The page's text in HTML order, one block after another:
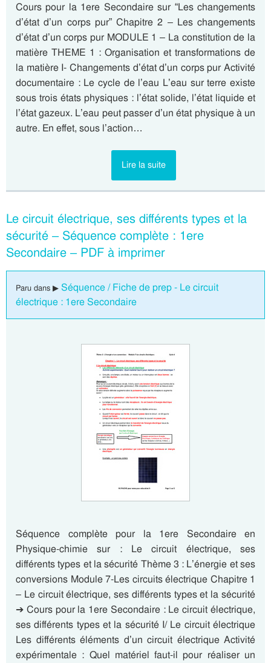
Cours pour la 1ere Secondaire sur “Les changements
d’état d’un corps pur” Chapitre 2 – Les changements
d’état d’un corps pur MODULE 1 – La constitution de la
matière THEME 1 : Organisation et transformations de
la matière I- Changements d’état d’un corps pur Activité
documentaire : Le cycle de l’eau L’eau sur terre existe
sous trois états physiques : l’état solide, l’état liquide et
l’état gazeux. L’eau peut passer d’un état physique à un
autre. En effet, sous l’action…
Lire la suite
Le circuit électrique, ses différents types et la
sécurité – Séquence complète : 1ere
Secondaire – PDF à imprimer
Paru dans ▶ Séquence / Fiche de prep - Le circuit
électrique : 1ere Secondaire
Séquence complète pour la 1ere Secondaire en
Physique-chimie sur : Le circuit électrique, ses
différents types et la sécurité Thème 3 : L’énergie et ses
conversions Module 7-Les circuits électrique Chapitre 1
– Le circuit électrique, ses différents types et la sécurité
➔ Cours pour la 1ere Secondaire : Le circuit électrique,
ses différents types et la sécurité I/ Le circuit électrique
Les différents éléments d’un circuit électrique Activité
expérimentale : Quel matériel faut-il pour réaliser un